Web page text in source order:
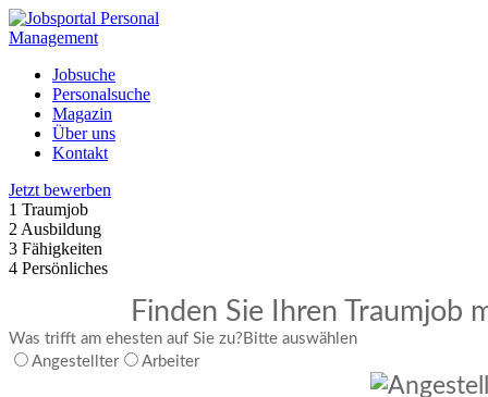
Jobsuche
Personalsuche
Magazin
Über uns
Kontakt
Jetzt bewerben
1 Traumjob
2 Ausbildung
3 Fähigkeiten
4 Persönliches
Finden Sie Ihren Traumjob
Was trifft am ehesten auf Sie zu? Bitte auswählen
Angestellter
Arbeiter